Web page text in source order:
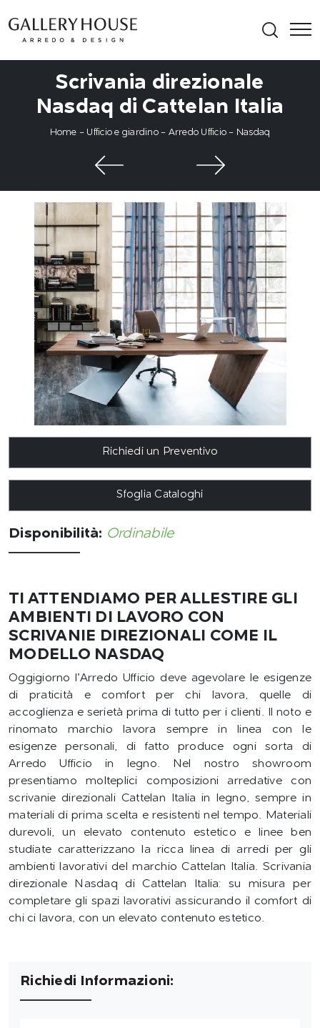
Scrivania direzionale
Nasdaq di Cattelan Italia
Home - Ufficio e giardino- Arredo Ufficio - Nasdaq
Richiedi un Preventivo
Sfoglia Cataloghi
Disponibilità: Ordinabile
TI ATTENDIAMO PER ALLESTIRE GLI
AMBIENTI DI LAVORO CON
SCRIVANIE DIREZIONALI COME IL
MODELLO NASDAQ
Oggigiorno l’Arredo Ufficio deve agevolare le esigenze
di praticità e comfort per chi lavora, quelle di
accoglienza e serietà prima di tutto per i clienti. Il noto e
rinomato marchio lavora sempre in linea con le
esigenze personali, di fatto produce ogni sorta di
Arredo Ufficio in legno. Nel nostro showroom
presentiamo molteplici composizioni arredative con
scrivanie direzionali Cattelan Italia in legno, sempre in
materiali di prima scelta e resistenti nel tempo. Materiali
durevoli, un elevato contenuto estetico e linee ben
studiate caratterizzano la ricca linea di arredi per gli
ambienti lavorativi del marchio Cattelan Italia. Scrivania
direzionale Nasdaq di Cattelan Italia: su misura per
completare gli spazi lavorativi assicurando il comfort di
chi ci lavora, con un elevato contenuto estetico.
Richiedi Informazioni: